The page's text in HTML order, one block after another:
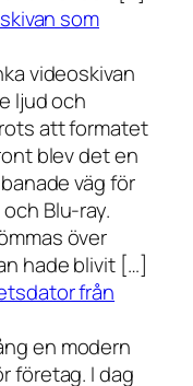
som
videoskivan
ljud och
att formatet
blev det en
väg för
Blu-ray.
över
hade blivit […]
från
en modern
företag. I dag